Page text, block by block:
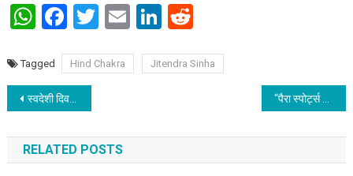
WhatsApp
Facebook
Twitter
EmailLinkedIn
Reddit
Tagged Hind Chakra Jitendra Sinha
Post navigation
स्वदेशी दिवस पर गांधी आश्रम में आयोजित हुआ संगोष्ठी
RELATED POSTS